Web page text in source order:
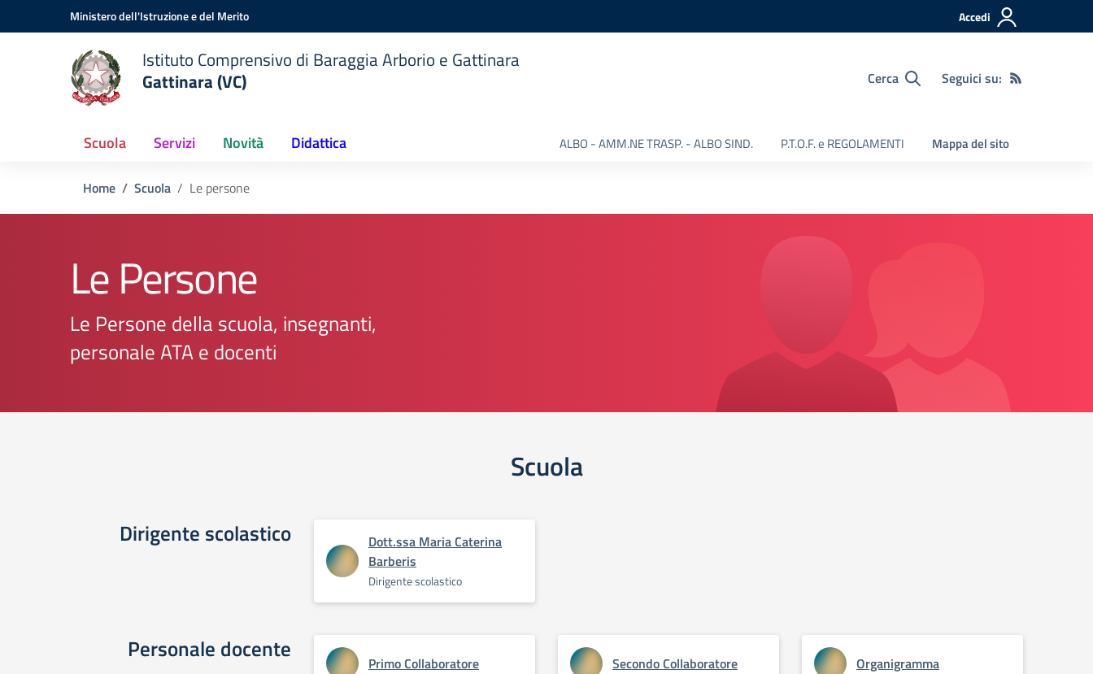
Vai ai contenuti
Vai al menu di navigazioneMinistero dell'Istruzione e del Merito Accedi
Istituto Comprensivo di Baraggia Arborio e Gattinara
Gattinara (VC)
Cerca Seguici su:
Scuola Servizi Novità Didattica ALBO - AMM.NE TRASP. - ALBO SIND. P.T.O.F. e REGOLAMENTI Mappa del sito
Home Scuola Le persone
Le Persone
Le Persone della scuola, insegnanti,
personale ATA e docenti
Scuola
Dirigente scolastico
Dott.ssa Maria Caterina
Barberis
Dirigente scolastico
Personale docente Primo Collaboratore Secondo Collaboratore Organigramma